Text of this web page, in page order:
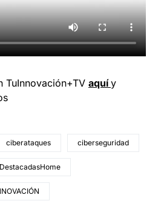
TuInnovación+TV aquíy
ciberataques ciberseguridad
DestacadasHome